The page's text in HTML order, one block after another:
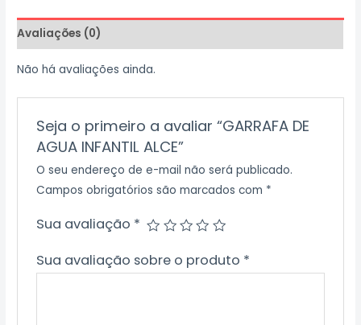
Avaliações (0)
Não há avaliações ainda.
Seja o primeiro a avaliar “GARRAFA DE
AGUA INFANTIL ALCE”
O seu endereço de e-mail não será publicado.
Campos obrigatórios são marcados com *
Sua avaliação *
Sua avaliação sobre o produto *